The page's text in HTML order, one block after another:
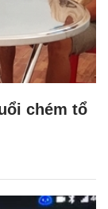
chém tổ